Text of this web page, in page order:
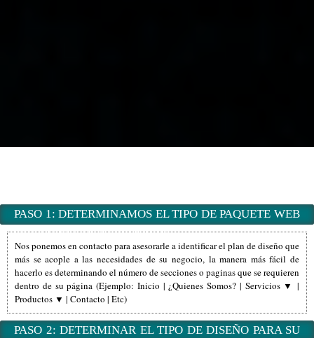
PASO 1: DETERMINAMOS EL TIPO DE PAQUETE WEB
QUE SU NEGOCIO REQUIERE
Nos ponemos en contacto para asesorarle a identificar el plan de diseño que
más se acople a las necesidades de su negocio, la manera más fácil de
hacerlo es determinando el número de secciones o paginas que se requieren
dentro de su página (Ejemplo: Inicio | ¿Quienes Somos? | Servicios ▼ |
Productos ▼ | Contacto | Etc)
PASO 2: DETERMINAR EL TIPO DE DISEÑO PARA SU